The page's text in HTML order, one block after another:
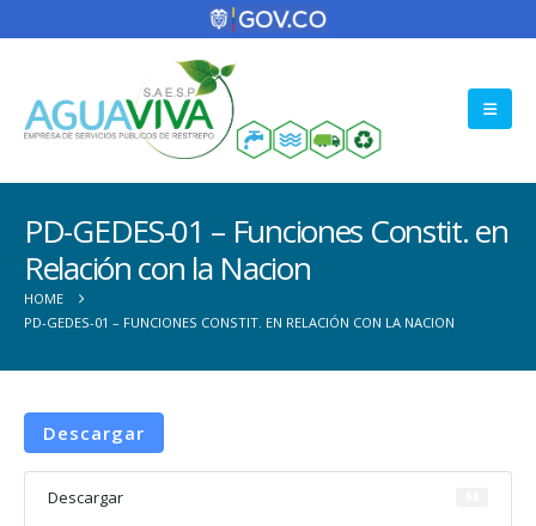
PD-GEDES-01 – Funciones Constit. en
Relación con la Nacion
HOME
PD-GEDES-01 – FUNCIONES CONSTIT. EN RELACIÓN CON LA NACION
Descargar
Descargar